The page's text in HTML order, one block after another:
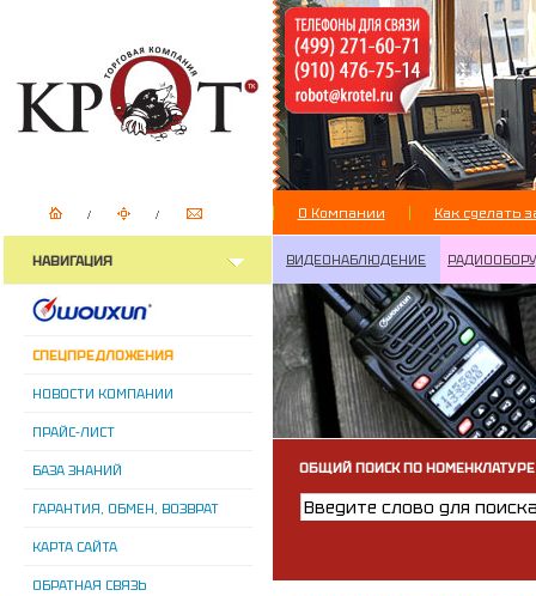
О Компании Как сделать
НАВИГАЦИЯ
СПЕЦПРЕДЛОЖЕНИЯ
НОВОСТИ КОМПАНИИ
ПРАЙС-ЛИСТ
БАЗА ЗНАНИЙ
ГАРАНТИЯ, ОБМЕН, ВОЗВРАТ
КАРТА САЙТА
ОБРАТНАЯ СВЯЗЬ
ВИДЕОНАБЛЮДЕНИЕ
ОБЩИЙ ПОИСК ПО НОМЕНКЛАТУРЕ